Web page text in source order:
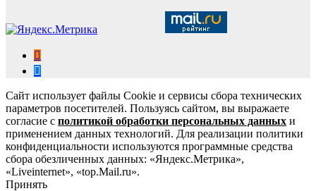
Сайт использует файлы Cookie и сервисы сбора технических
параметров посетителей. Пользуясь сайтом, вы выражаете
согласие с политикой обработки персональных данных и
применением данных технологий. Для реализации политики
конфиденциальности используются программные средства
сбора обезличенных данных: «Яндекс.Метрика»,
«Liveinternet», «top.Mail.ru».
Принять